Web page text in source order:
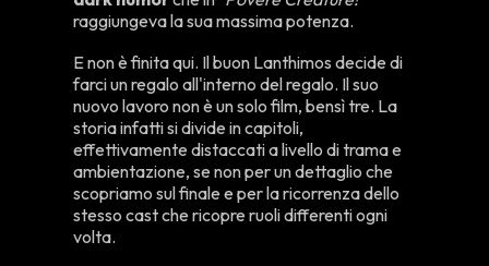
raggiungeva la sua massima potenza.
E non è finita qui. Il buon Lanthimos decide di
farci un regalo all'interno del regalo. Il suo
nuovo lavoro non è un solo film, bensì tre. La
storia infatti si divide in capitoli,
effettivamente distaccati a livello di trama e
ambientazione, se non per un dettaglio che
scopriamo sul finale e per la ricorrenza dello
stesso cast che ricopre ruoli differenti ogni
volta.